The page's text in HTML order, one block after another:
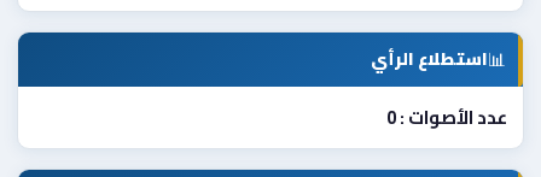
📊استطلاع الرأي
عدد الأصوات : 0